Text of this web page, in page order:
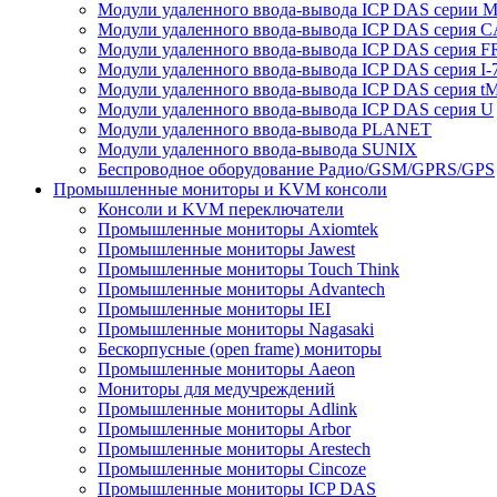
Модули удаленного ввода-вывода ICP DAS серии M
Модули удаленного ввода-вывода ICP DAS серия
Модули удаленного ввода-вывода ICP DAS серия
Модули удаленного ввода-вывода ICP DAS серия I-
Модули удаленного ввода-вывода ICP DAS серия
Модули удаленного ввода-вывода ICP DAS серия U
Модули удаленного ввода-вывода PLANET
Модули удаленного ввода-вывода SUNIX
Беспроводное оборудование Радио/GSM/GPRS/GPS
Промышленные мониторы и KVM консоли
Консоли и KVM переключатели
Промышленные мониторы Axiomtek
Промышленные мониторы Jawest
Промышленные мониторы Touch Think
Промышленные мониторы Advantech
Промышленные мониторы IEI
Промышленные мониторы Nagasaki
Бескорпусные (open frame) мониторы
Промышленные мониторы Aaeon
Мониторы для медучреждений
Промышленные мониторы Adlink
Промышленные мониторы Arbor
Промышленные мониторы Arestech
Промышленные мониторы Cincoze
Промышленные мониторы ICP DAS